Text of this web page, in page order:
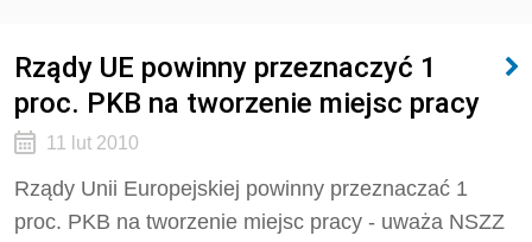
Rządy UE powinny przeznaczyć 1
proc. PKB na tworzenie miejsc pracy
11 lut 2010
Rządy Unii Europejskiej powinny przeznaczać 1
proc. PKB na tworzenie miejsc pracy - uważa NSZZ